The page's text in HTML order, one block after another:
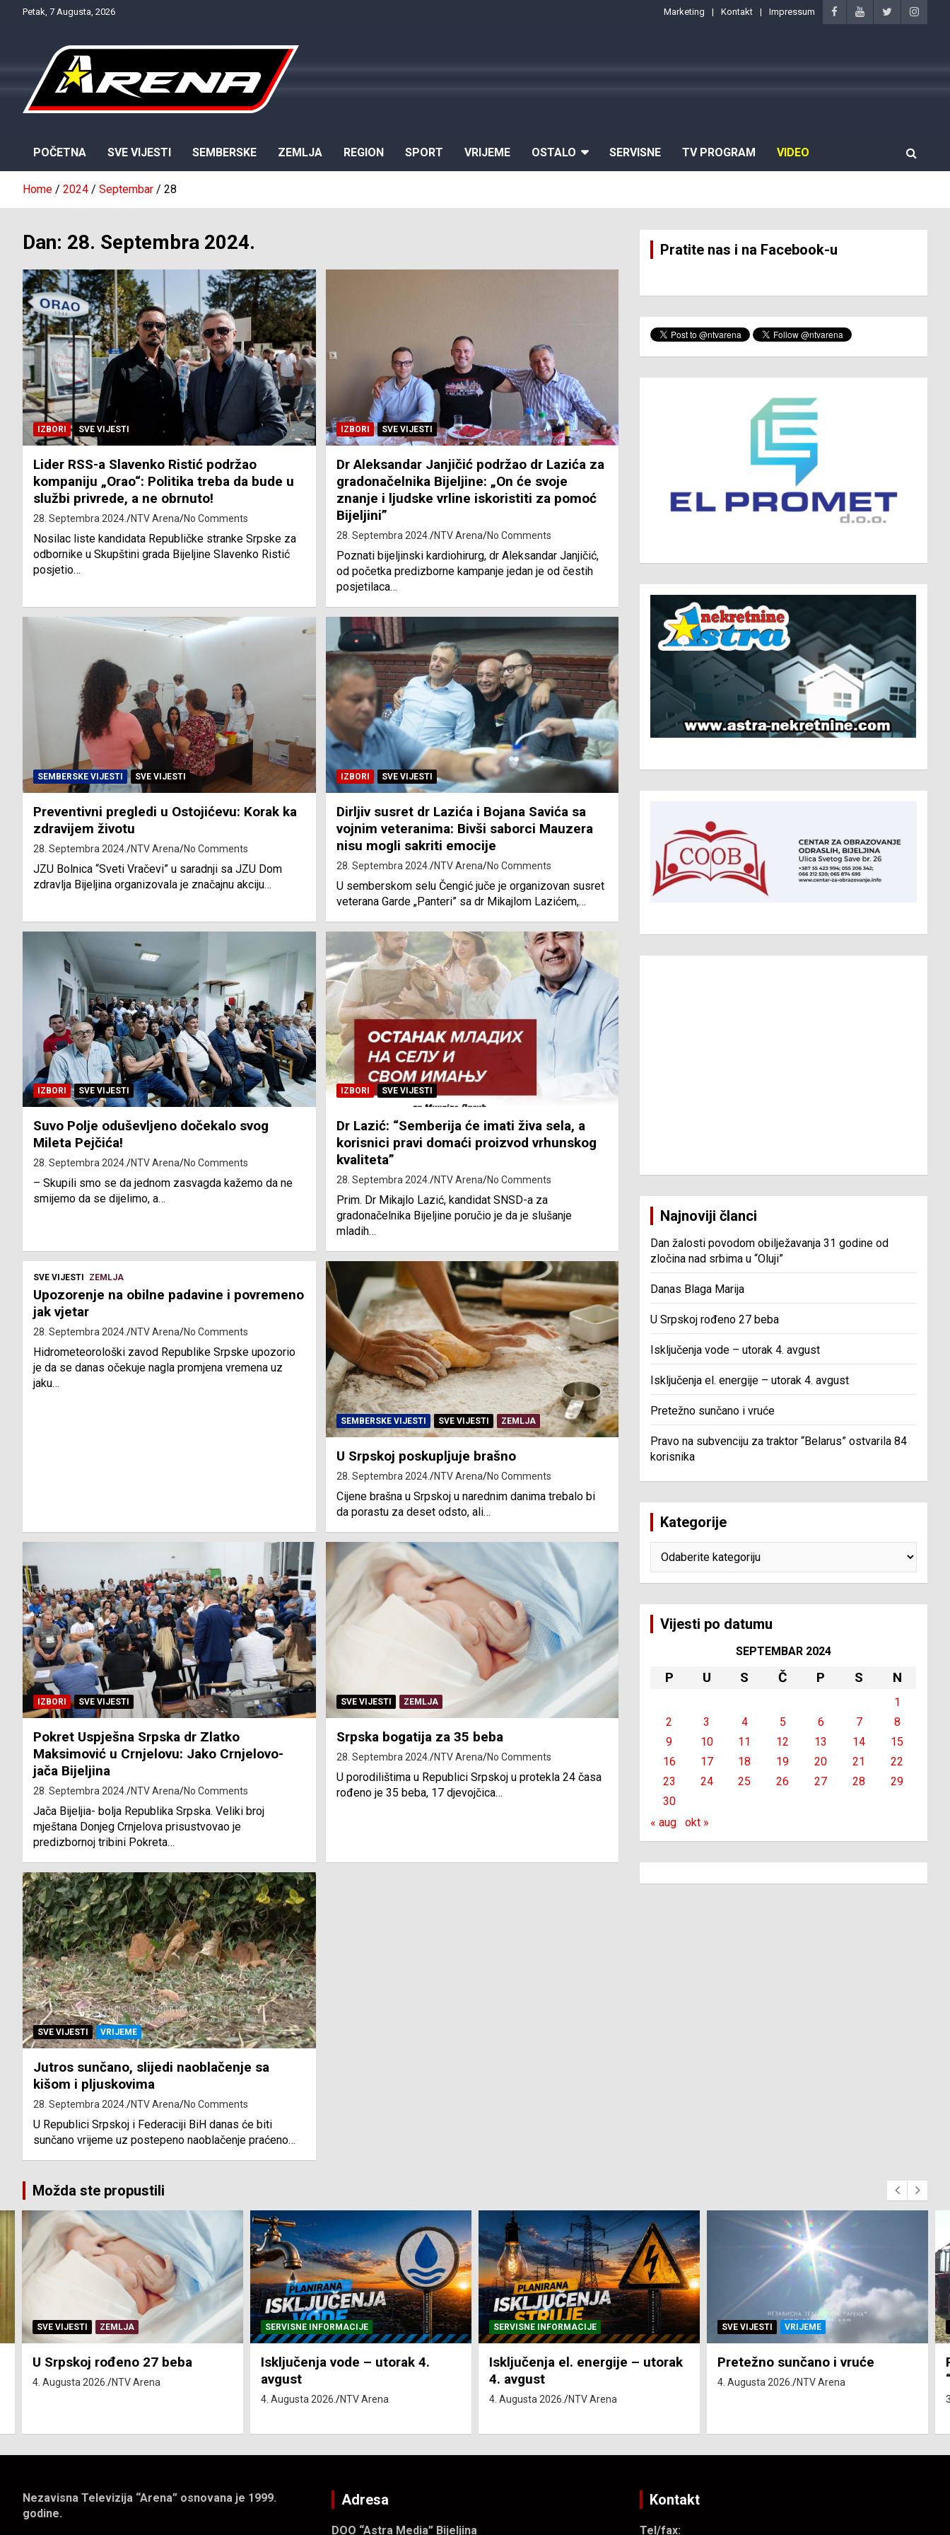
Petak, 7 Augusta, 2026 Marketing Kontakt Impressum
POČETNA SVE VIJESTI SEMBERSKE ZEMLJA REGION SPORT VRIJEME OSTALO SERVISNE TV PROGRAM VIDEO
Home 2024 Septembar 28
Dan: 28. Septembra 2024.
IZBORI SVE VIJESTI
Lider RSS-a Slavenko Ristić podržao
kompaniju „Orao“: Politika treba da bude u
službi privrede, a ne obrnuto!
28. Septembra 2024. NTV Arena No Comments
Nosilac liste kandidata Republičke stranke Srpske za
odbornike u Skupštini grada Bijeljine Slavenko Ristić
posjetio…
IZBORI SVE VIJESTI
Dr Aleksandar Janjičić podržao dr Lazića za
gradonačelnika Bijeljine: „On će svoje
znanje i ljudske vrline iskoristiti za pomoć
Bijeljini”
28. Septembra 2024. NTV Arena No Comments
Poznati bijeljinski kardiohirurg, dr Aleksandar Janjičić,
od početka predizborne kampanje jedan je od čestih
posjetilaca…
SEMBERSKE VIJESTI SVE VIJESTI
Preventivni pregledi u Ostojićevu: Korak ka
zdravijem životu
28. Septembra 2024. NTV Arena No Comments
JZU Bolnica “Sveti Vračevi” u saradnji sa JZU Dom
zdravlja Bijeljina organizovala je značajnu akciju…
IZBORI SVE VIJESTI
Dirljiv susret dr Lazića i Bojana Savića sa
vojnim veteranima: Bivši saborci Mauzera
nisu mogli sakriti emocije
28. Septembra 2024. NTV Arena No Comments
U semberskom selu Čengić juče je organizovan susret
veterana Garde „Panteri” sa dr Mikajlom Lazićem,…
IZBORI SVE VIJESTI
Suvo Polje oduševljeno dočekalo svog
Mileta Pejčića!
28. Septembra 2024. NTV Arena No Comments
– Skupili smo se da jednom zasvagda kažemo da ne
smijemo da se dijelimo, a…
IZBORI SVE VIJESTI
Dr Lazić: “Semberija će imati živa sela, a
korisnici pravi domaći proizvod vrhunskog
kvaliteta”
28. Septembra 2024. NTV Arena No Comments
Prim. Dr Mikajlo Lazić, kandidat SNSD-a za
gradonačelnika Bijeljine poručio je da je slušanje
mladih…
SVE VIJESTI ZEMLJA
Upozorenje na obilne padavine i povremeno
jak vjetar
28. Septembra 2024. NTV Arena No Comments
Hidrometeorološki zavod Republike Srpske upozorio
je da se danas očekuje nagla promjena vremena uz
jaku…
SEMBERSKE VIJESTI SVE VIJESTI ZEMLJA
U Srpskoj poskupljuje brašno
28. Septembra 2024. NTV Arena No Comments
Cijene brašna u Srpskoj u narednim danima trebalo bi
da porastu za deset odsto, ali…
IZBORI SVE VIJESTI
Pokret Uspješna Srpska dr Zlatko
Maksimović u Crnjelovu: Jako Crnjelovo-
jača Bijeljina
28. Septembra 2024. NTV Arena No Comments
Jača Bijeljia- bolja Republika Srpska. Veliki broj
mještana Donjeg Crnjelova prisustvovao je
predizbornoj tribini Pokreta…
SVE VIJESTI ZEMLJA
Srpska bogatija za 35 beba
28. Septembra 2024. NTV Arena No Comments
U porodilištima u Republici Srpskoj u protekla 24 časa
rođeno je 35 beba, 17 djevojčica…
SVE VIJESTI VRIJEME
Jutros sunčano, slijedi naoblačenje sa
kišom i pljuskovima
28. Septembra 2024. NTV Arena No Comments
U Republici Srpskoj i Federaciji BiH danas će biti
sunčano vrijeme uz postepeno naoblačenje praćeno…
Pratite nas i na Facebook-u
Najnoviji članci
Dan žalosti povodom obilježavanja 31 godine od
zločina nad srbima u “Oluji”
Danas Blaga Marija
U Srpskoj rođeno 27 beba
Isključenja vode – utorak 4. avgust
Isključenja el. energije – utorak 4. avgust
Pretežno sunčano i vruće
Pravo na subvenciju za traktor “Belarus” ostvarila 84
korisnika
Kategorije
Vijesti po datumu
SEPTEMBAR 2024
P U S Č P S N
1
2
3 4 5 6 7
8
9
10 11 12 13 14
15
16
17 18 19 20 21
22
23
24 25 26 27 28
29
30
« aug
okt »
Možda ste propustili
SERVISNE INFORMACIJE
Isključenja vode – utorak 4.
avgust
SERVISNE INFORMACIJE
Isključenja el. energije – utorak
4. avgust
4. Augusta 2026. NTV Arena
SVE VIJESTI VRIJEME
Pretežno sunčano i vruće
4. Augusta 2026.
SVE VIJESTI ZEMLJA
Pravo na subvenciju za traktor
“Belarus” ostvarila 84 korisnika
Nezavisna Televizija “Arena” osnovana je 1999.
godine.
Adresa
DOO “Astra Media” Bijeljina
Kontakt
Tel/fax: